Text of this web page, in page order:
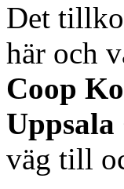
Det
här och
Coop
Uppsala
väg till